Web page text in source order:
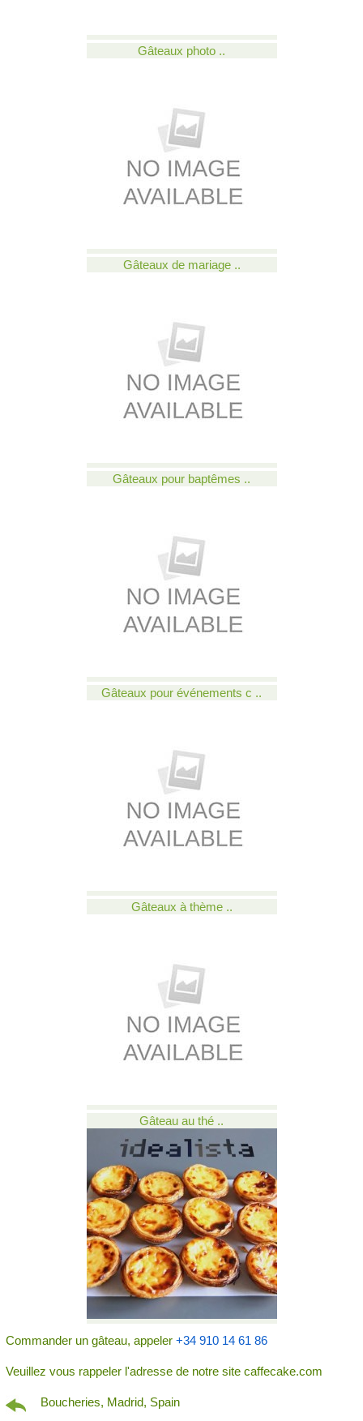
Gâteaux photo ..
Gâteaux de mariage ..
Gâteaux pour baptêmes ..
Gâteaux pour événements c ..
Gâteaux à thème ..
Gâteau au thé ..
Commander un gâteau, appeler +34 910 14 61 86
Veuillez vous rappeler l'adresse de notre site caffecake.com
Boucheries, Madrid, Spain